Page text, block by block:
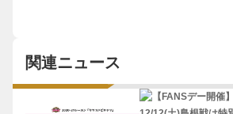
関連ニュース